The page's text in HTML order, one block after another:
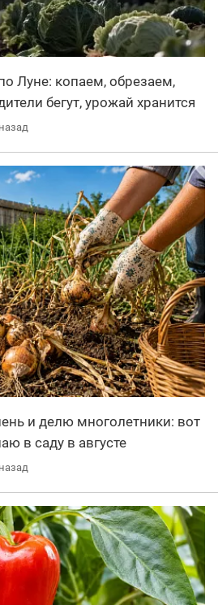
Луне: копаем, обрезаем,
бегут, урожай хранится
и делю многолетники: вот
в саду в августе